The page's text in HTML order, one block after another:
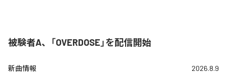
被験者A、「OVERDOSE」を配信開始
新曲情報 2026.8.9